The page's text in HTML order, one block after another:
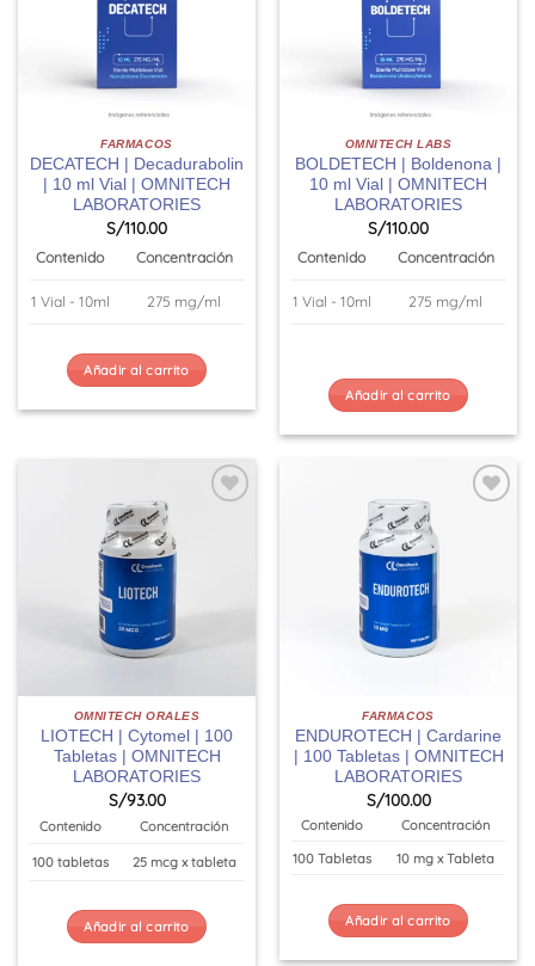
FARMACOS
DECATECH | Decadurabolin
| 10 ml Vial | OMNITECH
LABORATORIES
S/110.00
Contenido Concentración
1 Vial - 10ml 275 mg/ml
Añadir al carrito
OMNITECH LABS
BOLDETECH | Boldenona |
10 ml Vial | OMNITECH
LABORATORIES
S/110.00
Contenido Concentración
1 Vial - 10ml 275 mg/ml
Añadir al carrito
OMNITECH ORALES
LIOTECH | Cytomel | 100
Tabletas | OMNITECH
LABORATORIES
S/93.00
Contenido Concentración
100 tabletas 25 mcg x tableta
Añadir al carrito
FARMACOS
ENDUROTECH | Cardarine
| 100 Tabletas | OMNITECH
LABORATORIES
S/100.00
Contenido
Concentración
100 Tabletas
10 mg x Tableta
Añadir al carrito